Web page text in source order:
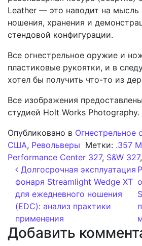
Leather — это наводит на
ношения, хранения и
стендовой конфигурации.
Все огнестрельное оружие и
пластиковые рукоятки, и в
хотел бы получить что-то из
Все изображения
студией Holt Works Photography.
Опубликовано в Огнестрельное
США, Револьверы Метки: .357
Performance Center 327, S&W 327,
Навигация по
Долгосрочная эксплуатация
фонаря Streamlight Wedge XT
для ежедневного ношения
(EDC): анализ практики
применения
Добавить